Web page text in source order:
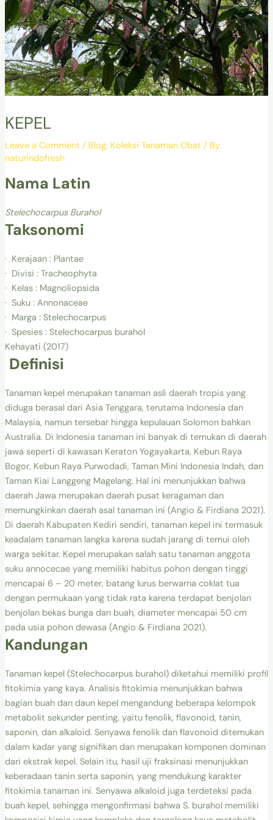
KEPEL
Leave a Comment / Blog, Koleksi Tanaman Obat / By
naturindofresh
Nama Latin
Stelechocarpus Burahol
Taksonomi
· Kerajaan : Plantae
· Divisi : Tracheophyta
· Kelas : Magnoliopsida
· Suku : Annonaceae
· Marga : Stelechocarpus
· Spesies : Stelechocarpus burahol
Kehayati (2017)
Definisi
Tanaman kepel merupakan tanaman asli daerah tropis yang
diduga berasal dari Asia Tenggara, terutama Indonesia dan
Malaysia, namun tersebar hingga kepulauan Solomon bahkan
Australia. Di Indonesia tanaman ini banyak di temukan di daerah
jawa seperti di kawasan Keraton Yogayakarta, Kebun Raya
Bogor, Kebun Raya Purwodadi, Taman Mini Indonesia Indah, dan
Taman Kiai Langgeng Magelang. Hal ini menunjukkan bahwa
daerah Jawa merupakan daerah pusat keragaman dan
memungkinkan daerah asal tanaman ini (Angio & Firdiana 2021).
Di daerah Kabupaten Kediri sendiri, tanaman kepel ini termasuk
keadalam tanaman langka karena sudah jarang di temui oleh
warga sekitar. Kepel merupakan salah satu tanaman anggota
suku annocecae yang memiliki habitus pohon dengan tinggi
mencapai 6 – 20 meter, batang lurus berwarna coklat tua
dengan permukaan yang tidak rata karena terdapat benjolan
benjolan bekas bunga dan buah, diameter mencapai 50 cm
pada usia pohon dewasa (Angio & Firdiana 2021).
Kandungan
Tanaman kepel (Stelechocarpus burahol) diketahui memiliki profil
fitokimia yang kaya. Analisis fitokimia menunjukkan bahwa
bagian buah dan daun kepel mengandung beberapa kelompok
metabolit sekunder penting, yaitu fenolik, flavonoid, tanin,
saponin, dan alkaloid. Senyawa fenolik dan flavonoid ditemukan
dalam kadar yang signifikan dan merupakan komponen dominan
dari ekstrak kepel. Selain itu, hasil uji fraksinasi menunjukkan
keberadaan tanin serta saponin, yang mendukung karakter
fitokimia tanaman ini. Senyawa alkaloid juga terdeteksi pada
buah kepel, sehingga mengonfirmasi bahwa S. burahol memiliki